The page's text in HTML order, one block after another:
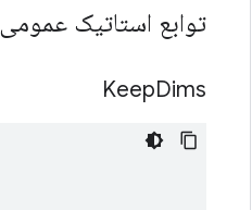
توابع استاتیک عمومی
KeepDims